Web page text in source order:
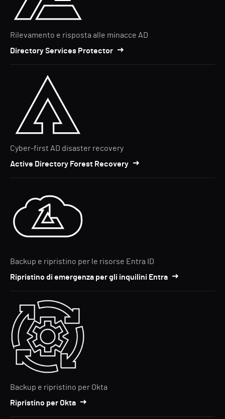
Rilevamento e risposta alle minacce AD
Directory Services Protector
Cyber-first AD disaster recovery
Active Directory Forest Recovery
Backup e ripristino per le risorse Entra ID
Ripristino di emergenza per gli inquilini Entra
Backup e ripristino per Okta
Ripristino per Okta